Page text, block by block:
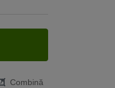
Combină